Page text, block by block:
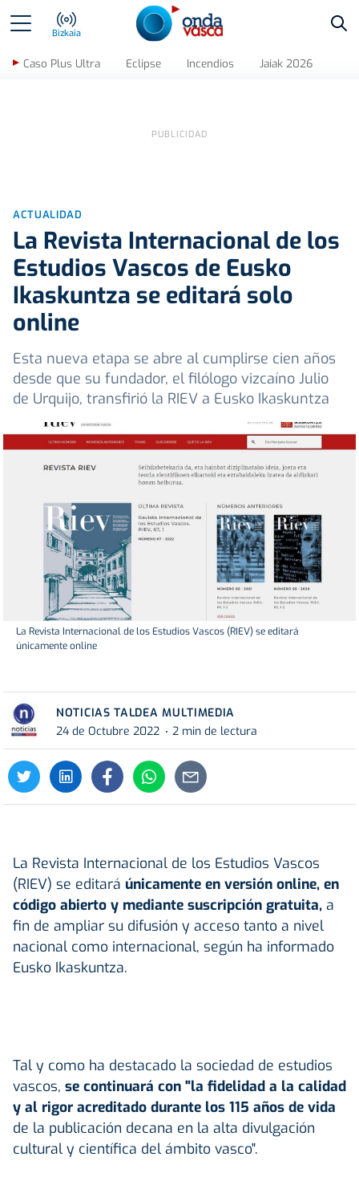
Bizkaia
Caso Plus Ultra Eclipse Incendios Jaiak 2026
ACTUALIDAD
La Revista Internacional de los
Estudios Vascos de Eusko
Ikaskuntza se editará solo
online
Esta nueva etapa se abre al cumplirse cien años
desde que su fundador, el filólogo vizcaíno Julio
de Urquijo, transfirió la RIEV a Eusko Ikaskuntza
La Revista Internacional de los Estudios Vascos (RIEV) se editará
únicamente online
NOTICIAS TALDEA MULTIMEDIA
24 de Octubre 2022
2 min de lectura
La Revista Internacional de los Estudios Vascos
(RIEV) se editará únicamente en versión online, en
código abierto y mediante suscripción gratuita, a
fin de ampliar su difusión y acceso tanto a nivel
nacional como internacional, según ha informado
Eusko Ikaskuntza.
Tal y como ha destacado la sociedad de estudios
vascos, se continuará con "la fidelidad a la calidad
y al rigor acreditado durante los 115 años de vida
de la publicación decana en la alta divulgación
cultural y científica del ámbito vasco".